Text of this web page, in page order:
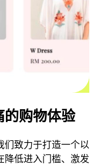
的购物体验
们致力于打造一个以
降低进入门槛、激发